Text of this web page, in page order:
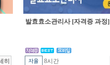
발효효소관리사 [자격증 과정]
8시간